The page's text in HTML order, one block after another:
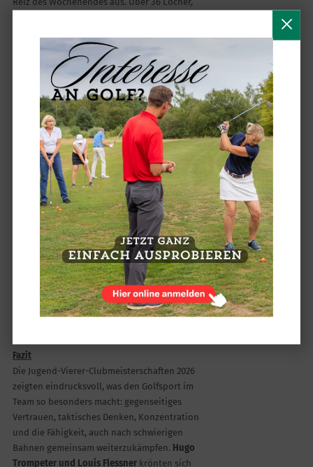
entschied am Ende ein hauchdünner
Vorsprung über den Nettosieg.
Birdies, Pars und Kampfgeist
Auch die Teamauswertung unterstreicht die
unterschiedlichen Stärken der Paarungen.
Trompeter/Flessnerspielten über beide
ein Birdie und 13 Pars – ein klarer Beleg
für ihre spielerische Stabilität und den
verdienten Bruttotitel.
Hasselberg/Richter
gelangen ebenfalls ein Birdie sowie zwei
Pars, währendHoppe/Rosebrockmit zwei
Pars, elf Bogeys und einer starken
Nettobilanz ihre große Konstanz im
Verhältnis zur Vorgabe zeigten.
Henning/Gruberbrachten ein Par und 15
Bogeys in die Wertung ein und bewiesen
damit ebenfalls Durchhaltevermögen über
Fazit
Die Jugend-Vierer-Clubmeisterschaften 2026
zeigten eindrucksvoll, was den Golfsport im
Team so besonders macht: gegenseitiges
Vertrauen, taktisches Denken, Konzentration
und die Fähigkeit, auch nach schwierigen
Bahnen gemeinsam weiterzukämpfen. Hugo
Trompeter und Louis Flessnerkrönten sich